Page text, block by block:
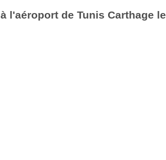
l'aéroport de Tunis Carthage le